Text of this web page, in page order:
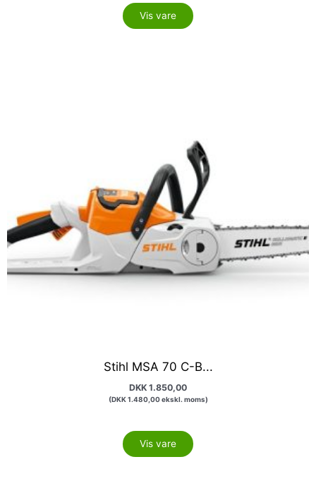
Vis vare
Stihl MSA 70 C-B...
DKK 1.850,00
(DKK1.480,00ekskl. moms)
Vis vare